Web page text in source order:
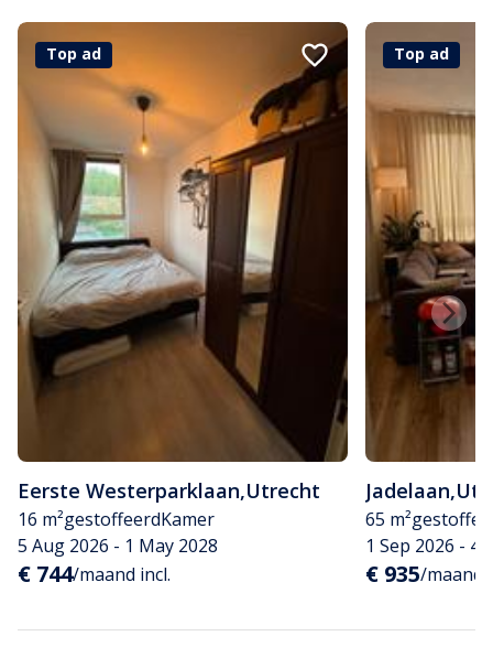
Top ad
Eerste Westerparklaan,Utrecht
16 m²gestoffeerdKamer
5 Aug 2026 - 1 May 2028
€ 744/maand incl.
Top ad
Jadelaan,
65 m²
1 Sep 2026 - 4
€ 935/maand